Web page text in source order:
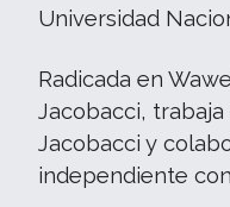
Universidad
Radicada en
Jacobacci,
Jacobacci y
independiente